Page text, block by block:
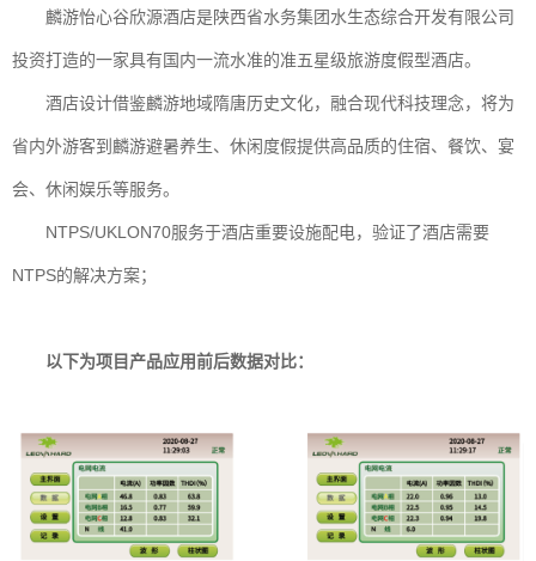
麟游怡心谷欣源酒店是陕西省水务集团水生态综合开发有限公司
投资打造的一家具有国内一流水准的准五星级旅游度假型酒店。
酒店设计借鉴麟游地域隋唐历史文化，融合现代科技理念，将为
省内外游客到麟游避暑养生、休闲度假提供高品质的住宿、餐饮、宴
会、休闲娱乐等服务。
NTPS/UKLON70服务于酒店重要设施配电，验证了酒店需要
NTPS的解决方案；
以下为项目产品应用前后数据对比：